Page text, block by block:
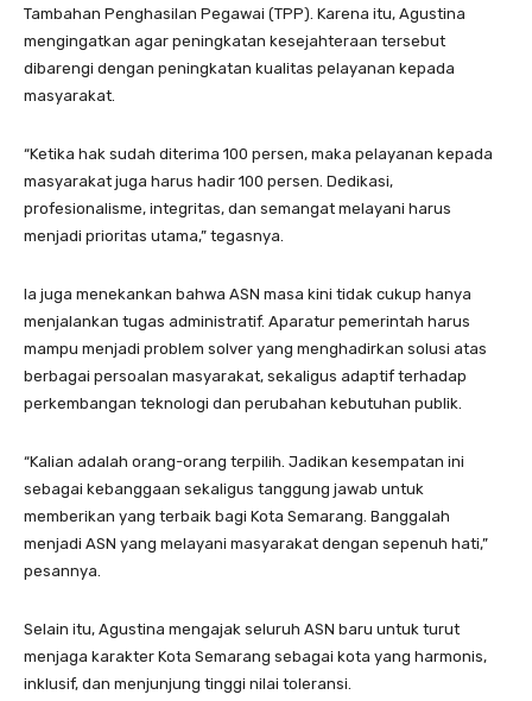
Tambahan Penghasilan Pegawai (TPP). Karena itu, Agustina
mengingatkan agar peningkatan kesejahteraan tersebut
dibarengi dengan peningkatan kualitas pelayanan kepada
masyarakat.
“Ketika hak sudah diterima 100 persen, maka pelayanan kepada
masyarakat juga harus hadir 100 persen. Dedikasi,
profesionalisme, integritas, dan semangat melayani harus
menjadi prioritas utama,” tegasnya.
Ia juga menekankan bahwa ASN masa kini tidak cukup hanya
menjalankan tugas administratif. Aparatur pemerintah harus
mampu menjadi problem solver yang menghadirkan solusi atas
berbagai persoalan masyarakat, sekaligus adaptif terhadap
perkembangan teknologi dan perubahan kebutuhan publik.
“Kalian adalah orang-orang terpilih. Jadikan kesempatan ini
sebagai kebanggaan sekaligus tanggung jawab untuk
memberikan yang terbaik bagi Kota Semarang. Banggalah
menjadi ASN yang melayani masyarakat dengan sepenuh hati,”
pesannya.
Selain itu, Agustina mengajak seluruh ASN baru untuk turut
menjaga karakter Kota Semarang sebagai kota yang harmonis,
inklusif, dan menjunjung tinggi nilai toleransi.